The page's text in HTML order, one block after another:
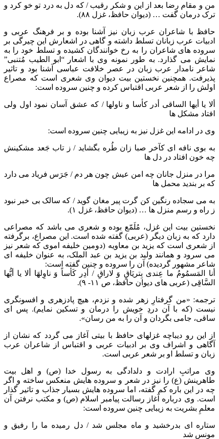
من و مقام رضا بعد از این و شکر رقیب / که دل به درد تو خو کرد و
ترک درمان گفت … (دیوان حافظ، غزل ۸۸).
حافظ با شاعران عرب زبان نیز آشنا بوده و بر فرهنگ عربی و
ادبیات عرب زبانان تسلط داشته و گاهی در اشعارش این چیرگی بر
سروده های شاعران را به رخ خوانندگان کشیده و تسلط خود را به
نمایش می گذارد. به طور نمونه وی با اشعار “ابو الطیب مُتنبی”
شاعر نامدار عرب زبان در عصر خلافت عباسی آشنا بود و تاثیر
پذیرفت. همچنین نخستین بیت دیوان وی شعری است که مصراع
اولش را از شعر عربی اقتباس کرده و چنین سروده است:
ألا یا أیها الساقی أدر کأسا و ناولها / که عشق آسان نمود اول ولی
افتاد مشکل ها
وی در ادامه این غزل نیز به زیبایی چنین سروده است:
به بوی نافه ای کآخر صبا زان طُره بگشاید / ز تاب جَعد مشکینش
چه خون افتاد در دل ها
مرا در منزل جانان چه امن عیش چون هر دم / جَرَس فریاد می دارد
که بر بندید محمل ها
به می سجاده رنگین کن گرت پیر مغان گوید / که سالک بی خبر نبود
ز راه و رسم منزل ها … (دیوان حافظ، غزل ۱).
نخستین بیت این غزل، مُلَمّع بوده و شعری می باشد که مصراعی
دارد که به زبان دیگر (عربی) گفته شده است. این مصراع، برگرفته
از شعری است که یزید بن معاویه (دومین خلیفه اموی که شعر نیز
می سرود و همانند ولید بن یزید بن عبد الملک، به عنوان خلیفه ای
شاعر مشهور گردیده) آن را سروده و چنین گفته است:
أنا المَسمُومُ ما عِندی بِتریَاقٍ وَ لاراقِ / أدِر کَأساً وَ ناوِلهَا ألا یا أیُّها
السَّاقِی (عربی های دیوان حافظ، ص ۱۱- ۹).
ترجمه: «من گرفتارِ زهر شده و نزدم، هیچ پادزهری و افسونگری
نیست (که با آن دردِ خویش را درمان و تسکین نمایم). پس ای
ساقی، جامی بگردان و آن را به من رسان».
از این رو دیباچه غزلهای حافظ با بیتی آغاز می گردد که نشان از
آگاهی و اشراف وی بر ادبیات عربی و اقتباس از شاعران عرب
زبان و تسلط او بر شعر عربی است.
وی مراتبِ ارادت و دلدادگی به رسول خدا (ص) و اهل بیت
طاهرینش (ع) را نیز در شعر و سروده هایش منعکس ساخته و اگر
چه در این باره کم گفته، اما سروده هایش بسیار جذاب و تاثیر گذار
است. وی درباره آغاز رسالت پیامبر اسلام (ص) و مکتب نرفتن آن
معلمِ بشریت به زیبایی چنین سروده است:
ستاره ای بدرخشید و ماه مجلس شد / دل رمیده ما را رفیق و
مونس شد